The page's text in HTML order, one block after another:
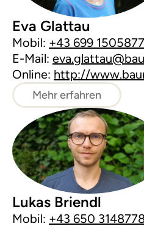
Eva Glattau
Mobil: +43 699
E-Mail:
Online: http://
Mehr erfahren
Lukas Briendl
Mobil: +43 650